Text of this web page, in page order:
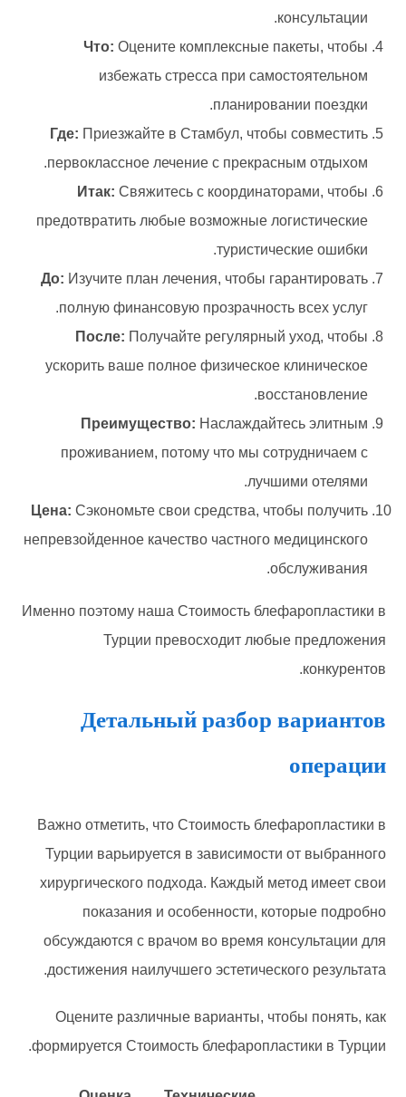
консультации.
Что:Оцените комплексные пакеты, чтобы
избежать стресса при самостоятельном
планировании поездки.
Где:Приезжайте в Стамбул, чтобы совместить
первоклассное лечение с прекрасным отдыхом.
Итак:Свяжитесь с координаторами, чтобы
предотвратить любые возможные логистические
туристические ошибки.
До:Изучите план лечения, чтобы гарантировать
полную финансовую прозрачность всех услуг.
После:Получайте регулярный уход, чтобы
ускорить ваше полное физическое клиническое
восстановление.
Преимущество:Наслаждайтесь элитным
проживанием, потому что мы сотрудничаем с
лучшими отелями.
Цена:Сэкономьте свои средства, чтобы получить
непревзойденное качество частного медицинского
обслуживания.
Именно поэтому наша Стоимость блефаропластики в
Турции превосходит любые предложения
конкурентов.
Детальный разбор вариантов
операции
Важно отметить, что Стоимость блефаропластики в
Турции варьируется в зависимости от выбранного
хирургического подхода. Каждый метод имеет свои
показания и особенности, которые подробно
обсуждаются с врачом во время консультации для
достижения наилучшего эстетического результата.
Оцените различные варианты, чтобы понять, как
формируется Стоимость блефаропластики в Турции.